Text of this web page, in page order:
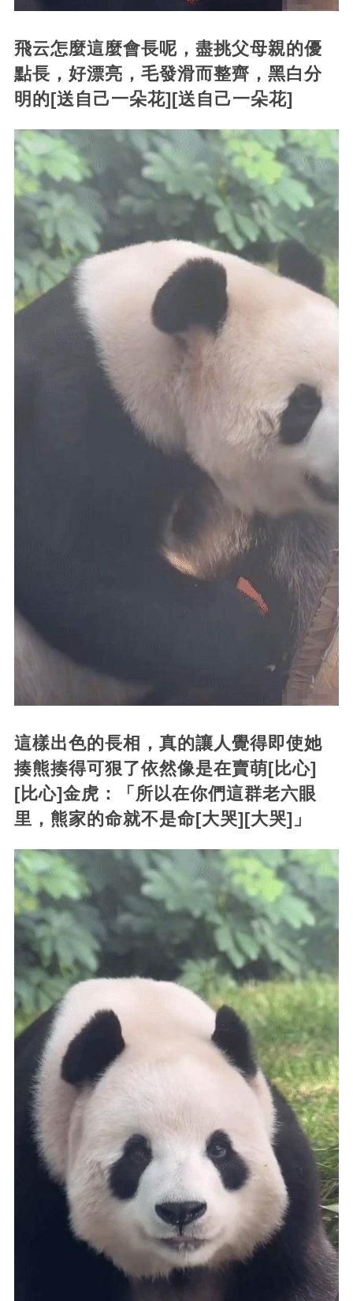
飛云怎麼這麼會長呢，盡挑父母親的優
點長，好漂亮，毛發滑而整齊，黑白分
明的[送自己一朵花][送自己一朵花]
這樣出色的長相，真的讓人覺得即使她
揍熊揍得可狠了依然像是在賣萌[比心]
[比心]金虎：「所以在你們這群老六眼
里，熊家的命就不是命[大哭][大哭]」